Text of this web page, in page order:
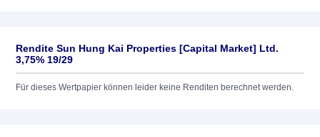
Rendite Sun Hung Kai Properties [Capital Market] Ltd.
3,75% 19/29
Für dieses Wertpapier können leider keine Renditen berechnet werden.